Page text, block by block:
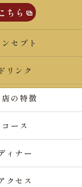
ちら
ンセプト
ドリンク
店の特徴
コース
ィナー
クセス